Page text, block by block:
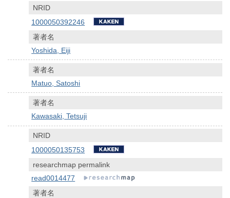
NRID
1000050392246
著者名
Yoshida, Eiji
著者名
Matuo, Satoshi
著者名
Kawasaki, Tetsuji
NRID
1000050135753
researchmap permalink
read0014477
著者名